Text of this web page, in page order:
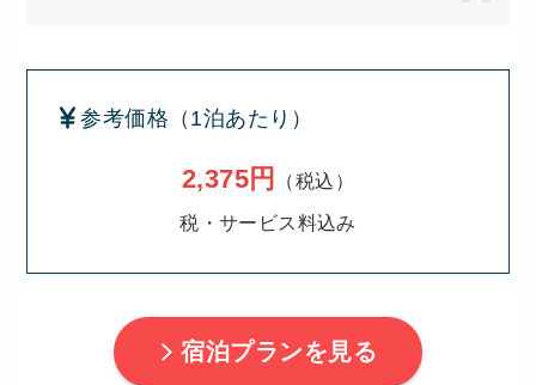
参考価格（1泊あたり）
2,375円
（税込）
税・サービス料込み
宿泊プランを見る